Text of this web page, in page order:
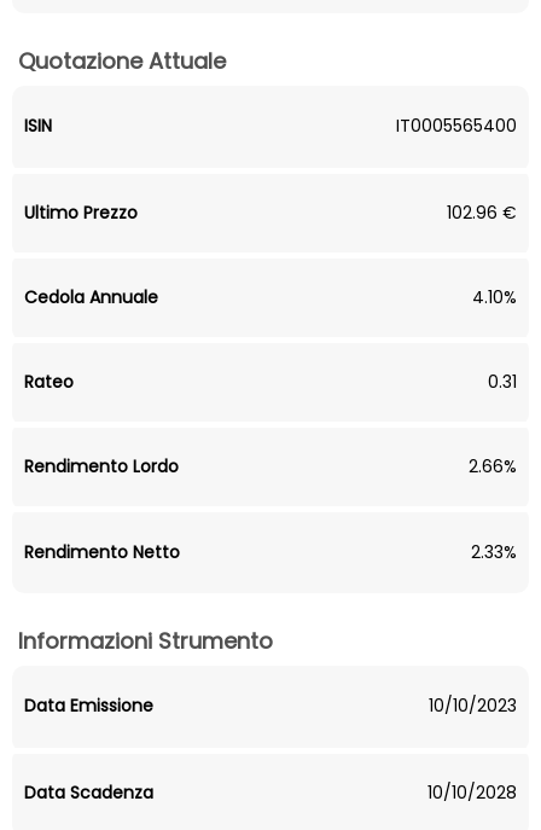
Quotazione Attuale
ISIN IT0005565400
Ultimo Prezzo 102.96 €
Cedola Annuale 4.10%
Rateo 0.31
Rendimento Lordo 2.66%
Rendimento Netto 2.33%
Informazioni Strumento
Data Emissione 10/10/2023
Data Scadenza 10/10/2028